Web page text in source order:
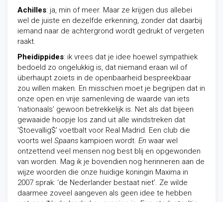
Achilles: ja, min of meer. Maar ze krijgen dus allebei
wel de juiste en dezelfde erkenning, zonder dat daarbij
iemand naar de achtergrond wordt gedrukt of vergeten
raakt.
Pheidippides: ik vrees dat je idee hoewel sympathiek
bedoeld zo ongelukkig is, dat niemand eraan wil of
überhaupt zoiets in de openbaarheid bespreekbaar
zou willen maken. En misschien moet je begrijpen dat in
onze open en vrije samenleving de waarde van iets
‘nationaals’ gewoon betrekkelijk is. Net als dat bijeen
gewaaide hoopje los zand uit alle windstreken dat
‘$toevallig$’ voetbalt voor Real Madrid. Een club die
voorts wel Spaans kampioen wordt. En waar wel
ontzettend veel mensen nog best blij en opgewonden
van worden. Mag ik je bovendien nog herinneren aan de
wijze woorden die onze huidige koningin Maxima in
2007 sprak: ‘de Nederlander bestaat niet’. Ze wilde
daarmee zoveel aangeven als geen idee te hebben